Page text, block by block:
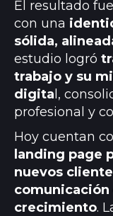
El resultado
con una
sólida,
estudio logró
trabajo y su
digital,
profesional y
Hoy cuentan
landing page
nuevos
comunicación
crecimiento.